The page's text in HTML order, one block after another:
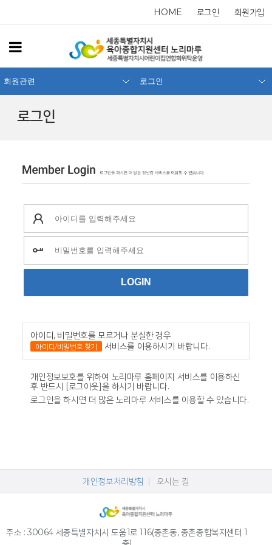
HOME 로그인 회원가입
로그인
회원관련 로그인
아이디, 비밀번호를 모르거나 분실한 경우
아이디/비밀번호 찾기 서비스를 이용하시기 바랍니다.
개인정보보호를 위하여 노리마루 홈페이지 서비스를 이용하신
후 반드시 [로그아웃]을 하시기 바랍니다.
로그인을 하시면 더 많은 노리마루 서비스를 이용할 수 있습니다.
개인정보처리방침 오시는 길
주소 : 30064 세종특별자치시 도움1로 116(종촌동, 종촌종합복지센터 1